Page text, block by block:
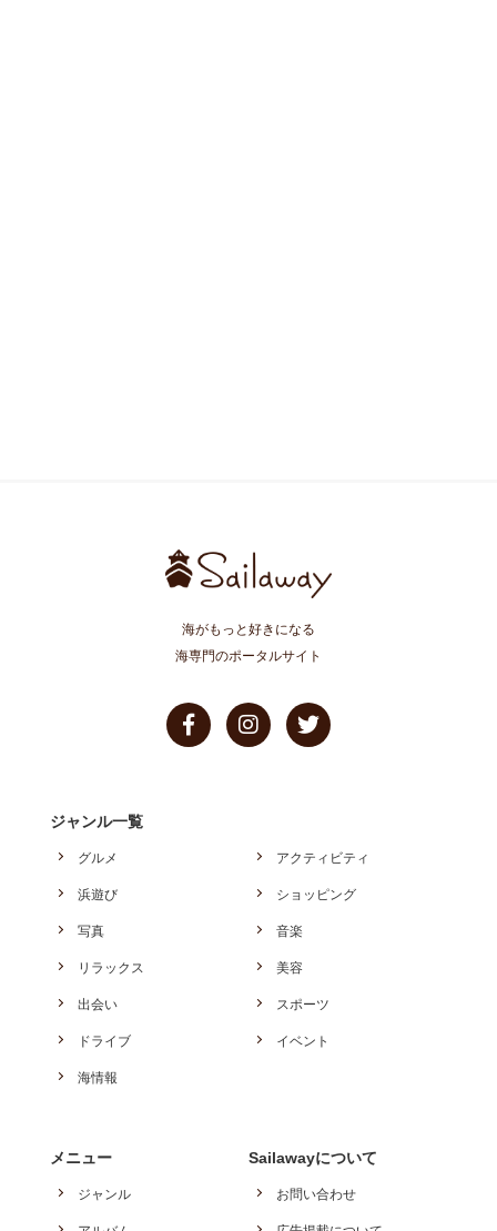
海がもっと好きになる
海専門のポータルサイト
ジャンル一覧
グルメ アクティビティ
浜遊び ショッピング
写真 音楽
リラックス 美容
出会い スポーツ
ドライブ イベント
海情報
メニュー
ジャンル
Sailawayについて
お問い合わせ